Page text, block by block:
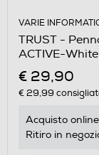
VARIE
TRUST -
ACTIVE-White
€ 29,90
€ 29,99
Acquisto
Ritiro in